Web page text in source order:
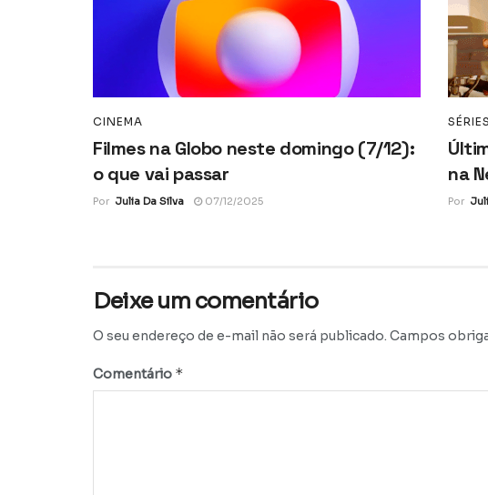
CINEMA
Filmes na Globo neste domingo (7/12):
o que vai passar
Por Julia Da Silva 07/12/2025
SÉRIES
na
Por
Deixe um comentário
O seu endereço de e-mail não será publicado. Campos
Comentário *